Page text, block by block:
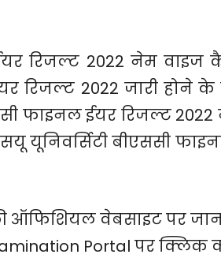
रिजल्ट 2022 नेम
रिजल्ट 2022 जारी होने के
फाइनल ईयर रिजल्ट
यूनिवर्सिटी बीएससी
वेबसाइट पर जाना
Portal पर क्लिक